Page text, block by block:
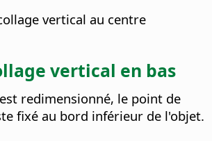
vertical au centre
vertical en bas
redimensionné, le point de
fixé au bord inférieur de l'objet.